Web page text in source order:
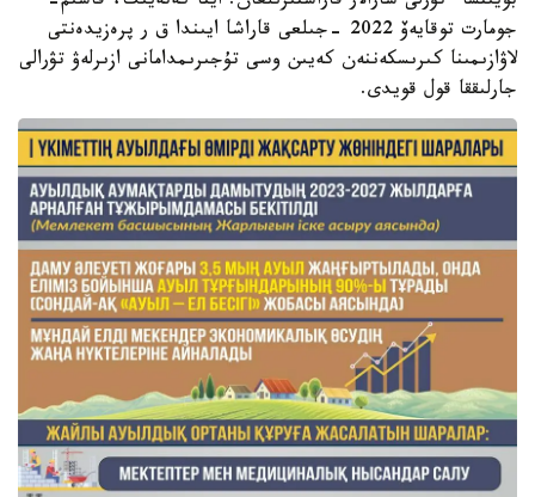
جومارت توقايەۆ 2022 -جىلعى قاراشا ايىندا ق ر پرەزيدەنتى
لاۋازىمىنا كىرىسكەننەن كەيىن وسى تۇجىرىمدامانى ازىرلەۋ تۋرالى
جارلىققا قول قويدى.